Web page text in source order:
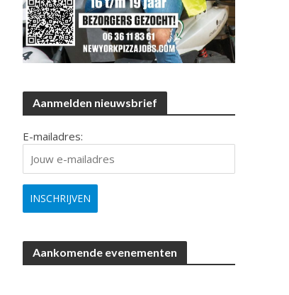
Aanmelden nieuwsbrief
E-mailadres:
Aankomende evenementen